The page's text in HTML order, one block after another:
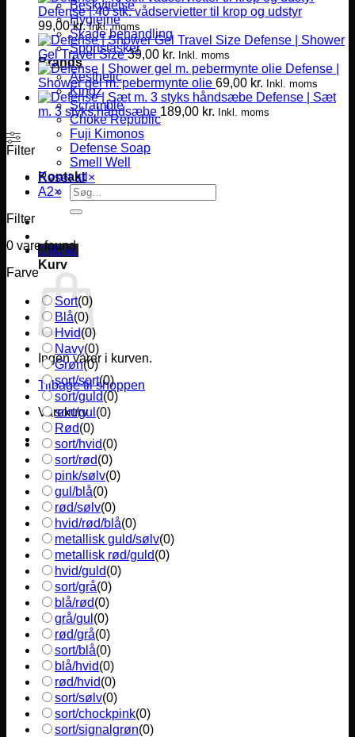
Beskyttelse
Hygiejne
Skade behandling
Sportstasker
Brands
Aesthetic
Kingz
Scramble
Choke Republic
Fuji Kimonos
Defense Soap
Smell Well
Kontakt
Søg
efter:
0,00 kr.
Kurv
Ingen varer i kurven.
Tilbage til shoppen
Varekurv
Defense | 40 stk. vådservietter til krop og udstyr
99,00kr. Inkl. moms
Defense | Shower
Gel Travel Size 39,00 kr. Inkl. moms
Defense |
Shower gel m. pebermynte olie 69,00 kr. Inkl. moms
Defense | Sæt
m. 3 styks håndsæbe 189,00 kr. Inkl. moms
Filter
Reset all ×
A2×
Filter
0 vare found
Farve
Sort(0)
Blå(0)
Hvid(0)
Navy(0)
Grøn(0)
sort/sort(0)
sort/guld(0)
sort/gul (0)
Rød(0)
sort/hvid(0)
sort/rød(0)
pink/sølv(0)
gul/blå(0)
rød/sølv(0)
hvid/rød/blå(0)
metallisk guld/sølv(0)
metallisk rød/guld(0)
hvid/guld(0)
sort/grå(0)
blå/rød(0)
grå/gul (0)
rød/grå(0)
sort/blå(0)
blå/hvid(0)
rød/hvid(0)
sort/sølv(0)
sort/chockpink(0)
sort/signalgrøn(0)